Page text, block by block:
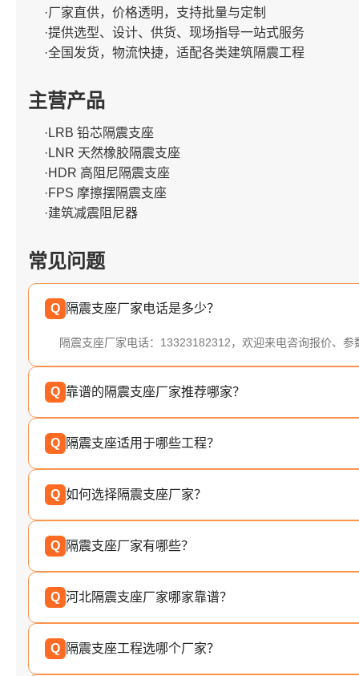
·厂家直供，价格透明，支持批量与定制
·提供选型、设计、供货、现场指导一站式服务
·全国发货，物流快捷，适配各类建筑隔震工程
主营产品
·LRB 铅芯隔震支座
·LNR 天然橡胶隔震支座
·HDR 高阻尼隔震支座
·FPS 摩擦摆隔震支座
·建筑减震阻尼器
常见问题
Q 隔震支座厂家电话是多少？
隔震支座厂家电话：13323182312，欢迎来电咨询报价、参
Q 靠谱的隔震支座厂家推荐哪家？
Q 隔震支座适用于哪些工程？
Q 如何选择隔震支座厂家？
Q 隔震支座厂家有哪些？
Q 河北隔震支座厂家哪家靠谱？
Q 隔震支座工程选哪个厂家？